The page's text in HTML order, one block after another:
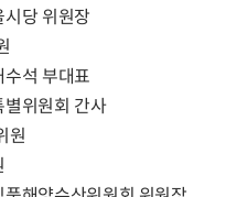
당 위원장
석 부대표
위원회 간사
원